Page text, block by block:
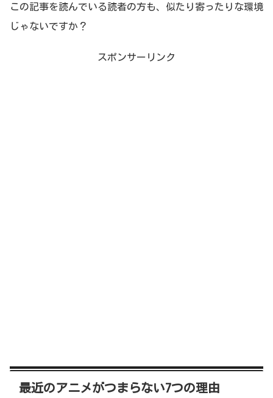
この記事を読んでいる読者の方も、似たり寄ったりな環境
じゃないですか？
スポンサーリンク
最近のアニメがつまらない7つの理由